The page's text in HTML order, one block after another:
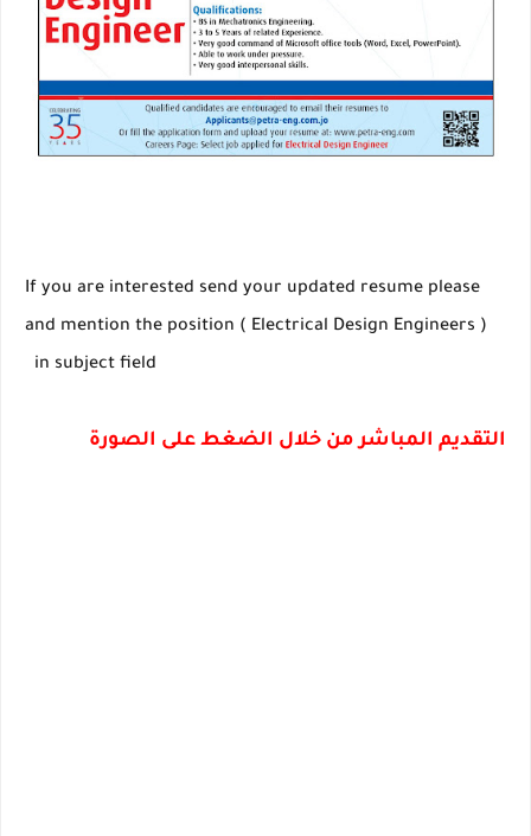
If you are interested send your updated resume please
and mention the position ( Electrical Design Engineers )
in subject field
التقديم المباشر من خلال الضغط على الصورة